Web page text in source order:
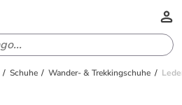
Schuhe Wander- & Trekkingschuhe